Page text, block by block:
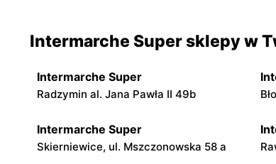
Intermarche Super sklepy w
Intermarche Super
Radzymin al. Jana Pawła II 49b
Intermarche Super
Skierniewice, ul. Mszczonowska 58 a